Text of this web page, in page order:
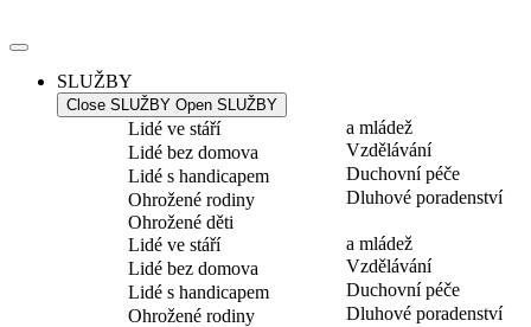
k
SLUŽBY
Close SLUŽBY Open SLUŽBY
Lidé ve stáří
Lidé bez domova
Lidé s handicapem
Ohrožené rodiny
Ohrožené děti
a mládež
Vzdělávání
Duchovní péče
Dluhové poradenství
Lidé ve stáří
Lidé bez domova
Lidé s handicapem
Ohrožené rodiny
a mládež
Vzdělávání
Duchovní péče
Dluhové poradenství